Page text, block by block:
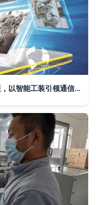
云狐携“云狐手机”亮相军民融合展，以智能工装引领通信技术革新